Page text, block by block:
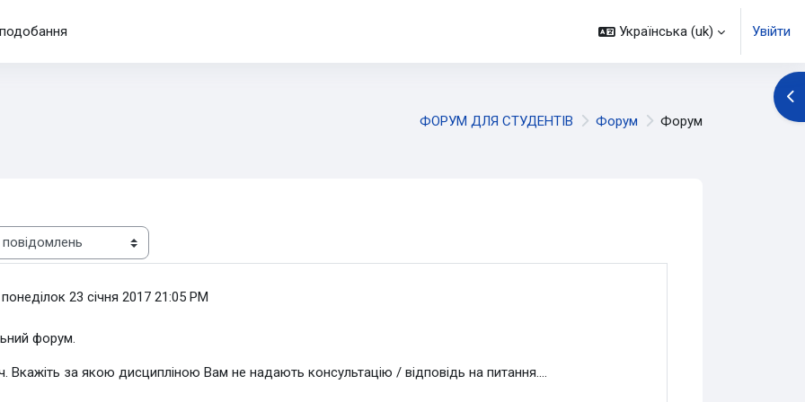
Українська ‎(uk)‎ Увійти
ФОРУМ ДЛЯ СТУДЕНТІВ Форум Форум
понеділок 23 січня 2017 21:05 PM
форум.
за якою дисципліною Вам не надають консультацію / відповідь на питання....